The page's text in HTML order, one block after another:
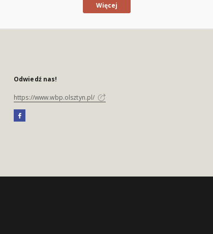
Więcej
Odwiedź nas!
https://www.wbp.olsztyn.pl/